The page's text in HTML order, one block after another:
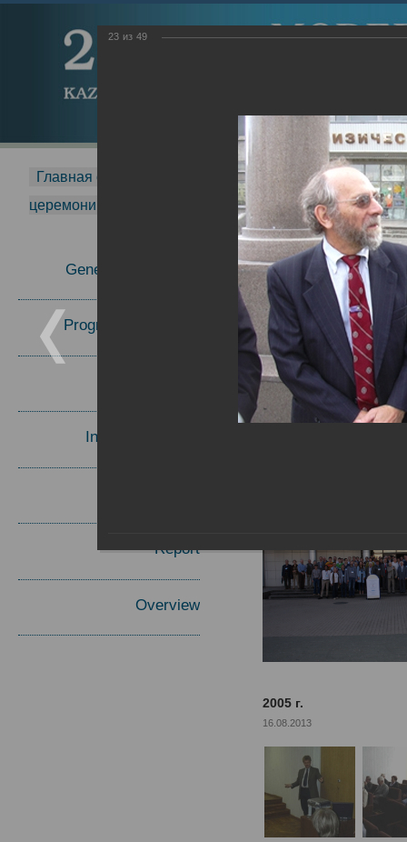
Главная страница 2015
церемонии вручения премии Zavoisky Award - 2005 г.
General Information
Program Committee
Invited Speakers
Report
Overview
Report
2005 г.
16.08.2013
23 из 49